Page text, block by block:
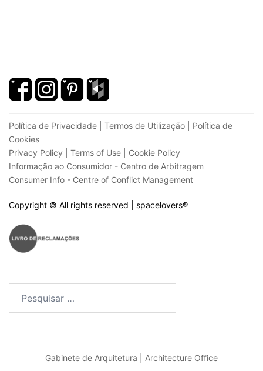
Política de Privacidade | Termos de Utilização | Política de
Cookies
Privacy Policy | Terms of Use | Cookie Policy
Informação ao Consumidor - Centro de Arbitragem
Consumer Info - Centre of Conflict Management
Copyright © All rights reserved | spacelovers®
por:
Gabinete de Arquitetura Architecture Office